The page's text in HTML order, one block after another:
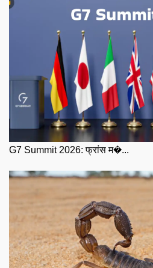
G7 Summit 2026: फ्रांस म�...